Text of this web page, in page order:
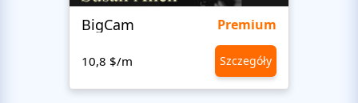
BigCam Premium
10,8 $/m Szczegóły